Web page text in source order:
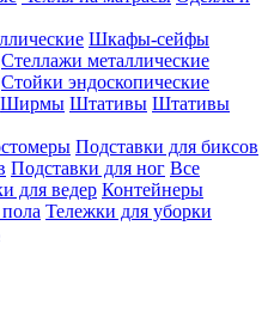
Шкафы-сейфы
Стеллажи металлические
Стойки эндоскопические
Ширмы Штативы Штативы
Подставки для биксов
Подставки для ног Все
для ведер Контейнеры
Тележки для уборки